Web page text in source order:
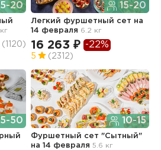
20
(1120)
15-20
Легкий фуршетный сет на
14 февраля 6.2 кг
16 263 ₽ -22%
5 (2312)
50 10-15
Фуршетный сет "Сытный"
на 14 февраля 5.6 кг